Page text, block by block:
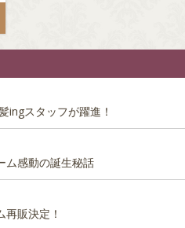
ingスタッフが躍進！
感動の誕生秘話
販決定！